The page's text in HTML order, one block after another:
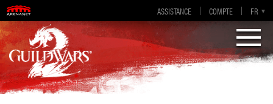
ASSISTANCE COMPTE FR
EN
DE
ES
EN-GB
Visions of Eternity
Guild Wars 2